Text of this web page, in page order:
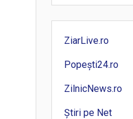
ZiarLive.ro
Popești24.ro
ZilnicNews.ro
Știri pe Net